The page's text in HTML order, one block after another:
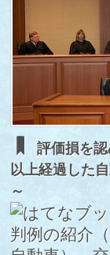
評価損を
以上経過した
～